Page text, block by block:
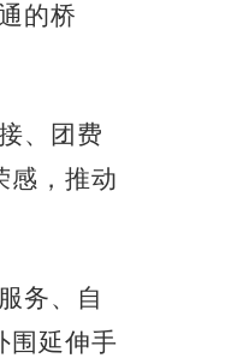
的桥
、团费
感，推动
务、自
围延伸手